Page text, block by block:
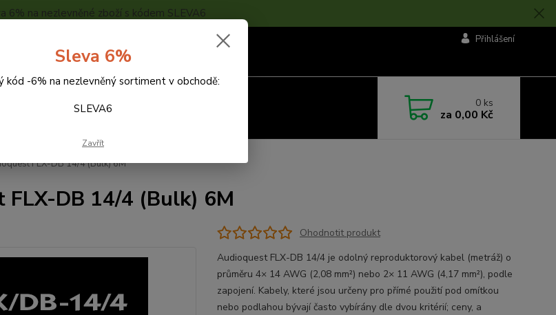
6% na nezlevněné zboží s kódem SLEVA6
Přihlášení
Hledat 0 ks
za 0,00 Kč
FLX-DB 14/4 (Bulk) 6M
FLX-DB 14/4 (Bulk) 6M
Ohodnotit produkt
Audioquest FLX-DB 14/4 je odolný reproduktorový kabel (metráž) o
průměru 4× 14 AWG (2,08 mm²) nebo 2× 11 AWG (4,17 mm²), podle
zapojení. Kabely, které jsou určeny pro přímé použití pod omítkou
nebo podlahou bývají často vybírány dle dvou kritérií; ceny, a
Sleva 6%
kód -6% na nezlevněný sortiment v obchodě:
SLEVA6
Zavřít